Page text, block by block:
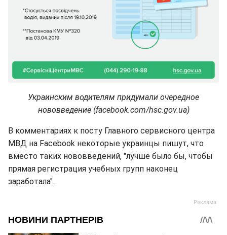
Украинским водителям придумали очередное
нововведение (facebook.com/hsc.gov.ua)
В комментариях к посту Главного сервисного центра
МВД на Facebook некоторые украинцы пишут, что
вместо таких нововведений, "лучше было бы, чтобы
прямая регистрация учебных групп наконец
заработала".